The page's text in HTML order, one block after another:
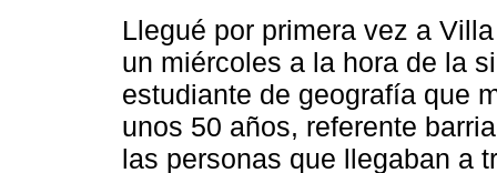
Llegué por primera vez a
un miércoles a la hora de la
estudiante de geografía que
unos 50 años, referente
las personas que llegaban a